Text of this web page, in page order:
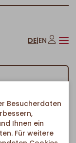
DE|EN
Besucherdaten
Ihnen ein
Für weitere